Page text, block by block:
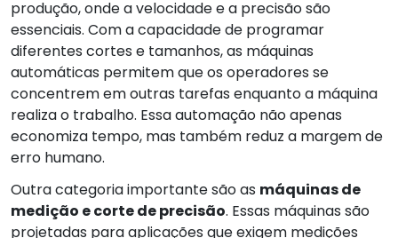
produção, onde a velocidade e a precisão são
essenciais. Com a capacidade de programar
diferentes cortes e tamanhos, as máquinas
automáticas permitem que os operadores se
concentrem em outras tarefas enquanto a máquina
realiza o trabalho. Essa automação não apenas
economiza tempo, mas também reduz a margem de
erro humano.
Outra categoria importante são as máquinas de
medição e corte de precisão. Essas máquinas são
projetadas para aplicações que exigem medições